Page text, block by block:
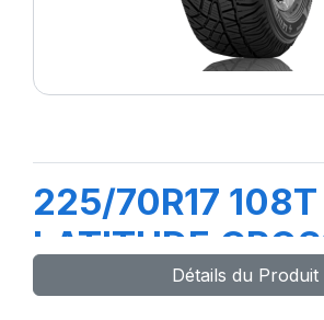
225/70R17
LATITUDE
Détails du Produit